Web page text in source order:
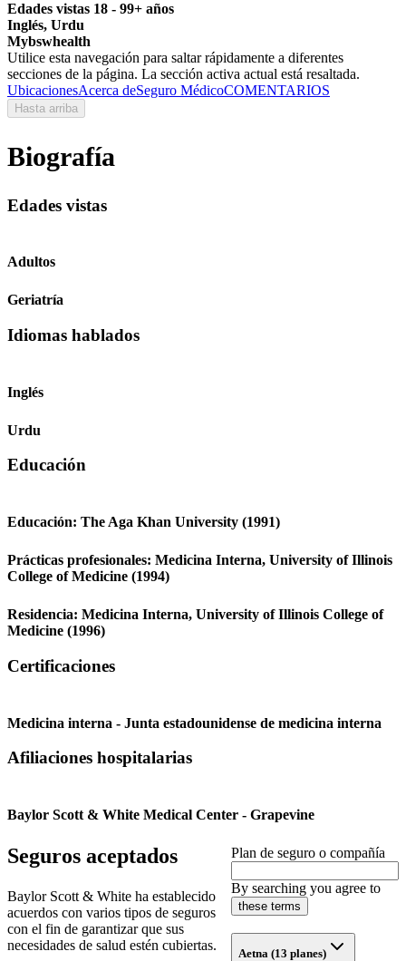
Edades vistas 18 - 99+ años
Inglés, Urdu
Mybswhealth
Utilice esta navegación para saltar rápidamente a diferentes
secciones de la página. La sección activa actual está resaltada.
UbicacionesAcerca deSeguro MédicoCOMENTARIOS
Hasta arriba
Biografía
Edades vistas
Adultos
Geriatría
Idiomas hablados
Inglés
Urdu
Educación
Educación: The Aga Khan University (1991)
Prácticas profesionales: Medicina Interna, University of Illinois
College of Medicine (1994)
Residencia: Medicina Interna, University of Illinois College of
Medicine (1996)
Certificaciones
Medicina interna - Junta estadounidense de medicina interna
Afiliaciones hospitalarias
Baylor Scott & White Medical Center - Grapevine
Seguros aceptados
Baylor Scott & White ha establecido
acuerdos con varios tipos de seguros
con el fin de garantizar que sus
necesidades de salud estén cubiertas.
Plan de seguro o compañía
By searching you agree to
these terms
Aetna (13 planes)